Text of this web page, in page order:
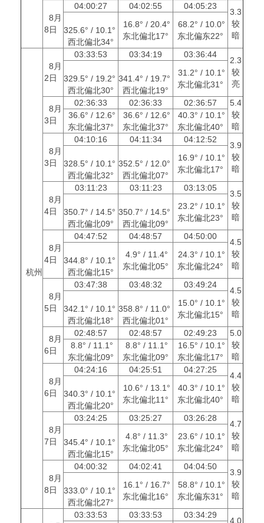
8月
8日
04:00:27 04:02:55 04:05:23
3.3
较
暗
325.6° / 10.1°
西北偏北34°
16.8° / 20.4°
东北偏北17°
68.2° / 10.0°
东北偏东22°
杭州
8月
2日
03:33:53 03:34:19 03:36:44
2.3
较
亮
329.5° / 19.2°
西北偏北30°
341.4° / 19.7°
西北偏北19°
31.2° / 10.1°
东北偏北31°
8月
3日
02:36:33 02:36:33 02:36:57
5.4
较
暗
36.6° / 12.6°
东北偏北37°
36.6° / 12.6°
东北偏北37°
40.3° / 10.1°
东北偏北40°
8月
3日
04:10:16 04:11:34 04:12:52
3.9
较
暗
328.5° / 10.1°
西北偏北32°
352.5° / 12.0°
西北偏北07°
16.9° / 10.1°
东北偏北17°
8月
4日
03:11:23 03:11:23 03:13:05
3.5
较
暗
350.7° / 14.5°
西北偏北09°
350.7° / 14.5°
西北偏北09°
23.2° / 10.1°
东北偏北23°
8月
4日
04:47:52 04:48:57 04:50:00
4.5
较
暗
344.8° / 10.1°
西北偏北15°
4.9° / 11.4°
东北偏北05°
24.3° / 10.1°
东北偏北24°
8月
5日
03:47:38 03:48:32 03:49:24
4.5
较
暗
342.1° / 10.1°
西北偏北18°
358.8° / 11.0°
西北偏北01°
15.0° / 10.1°
东北偏北15°
8月
6日
02:48:57 02:48:57 02:49:23
5.0
较
暗
8.8° / 11.1°
东北偏北09°
8.8° / 11.1°
东北偏北09°
16.5° / 10.1°
东北偏北17°
8月
6日
04:24:16 04:25:51 04:27:25
4.4
较
暗
340.3° / 10.1°
西北偏北20°
10.6° / 13.1°
东北偏北11°
40.3° / 10.1°
东北偏北40°
8月
7日
03:24:25 03:25:27 03:26:28
4.7
较
暗
345.4° / 10.1°
西北偏北15°
4.8° / 11.3°
东北偏北05°
23.6° / 10.1°
东北偏北24°
8月
8日
04:00:32 04:02:41 04:04:50
3.9
较
暗
333.0° / 10.1°
西北偏北27°
16.1° / 16.7°
东北偏北16°
58.8° / 10.1°
东北偏东31°
03:33:53 03:33:53 03:34:29
4.0